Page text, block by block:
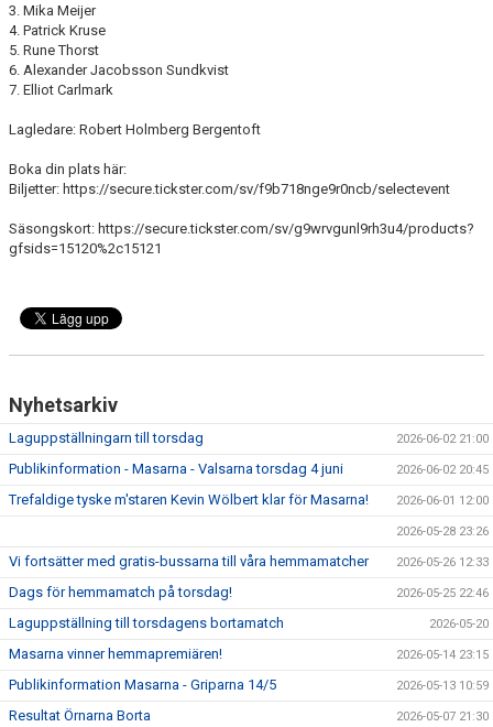
3. Mika Meijer
4. Patrick Kruse
5. Rune Thorst
6. Alexander Jacobsson Sundkvist
7. Elliot Carlmark
Lagledare: Robert Holmberg Bergentoft
Boka din plats här:
Biljetter: https://secure.tickster.com/sv/f9b718nge9r0ncb/selectevent
Säsongskort: https://secure.tickster.com/sv/g9wrvgunl9rh3u4/products?
gfsids=15120%2c15121
Nyhetsarkiv
Laguppställningarn till torsdag 2026-06-02 21:00
Publikinformation - Masarna - Valsarna torsdag 4 juni 2026-06-02 20:45
Trefaldige tyske m'staren Kevin Wölbert klar för Masarna! 2026-06-01 12:00
2026-05-28 23:26
Vi fortsätter med gratis-bussarna till våra hemmamatcher 2026-05-26 12:33
Dags för hemmamatch på torsdag! 2026-05-25 22:46
Laguppställning till torsdagens bortamatch 2026-05-20
Masarna vinner hemmapremiären! 2026-05-14 23:15
Publikinformation Masarna - Griparna 14/5 2026-05-13 10:59
Resultat Örnarna Borta 2026-05-07 21:30